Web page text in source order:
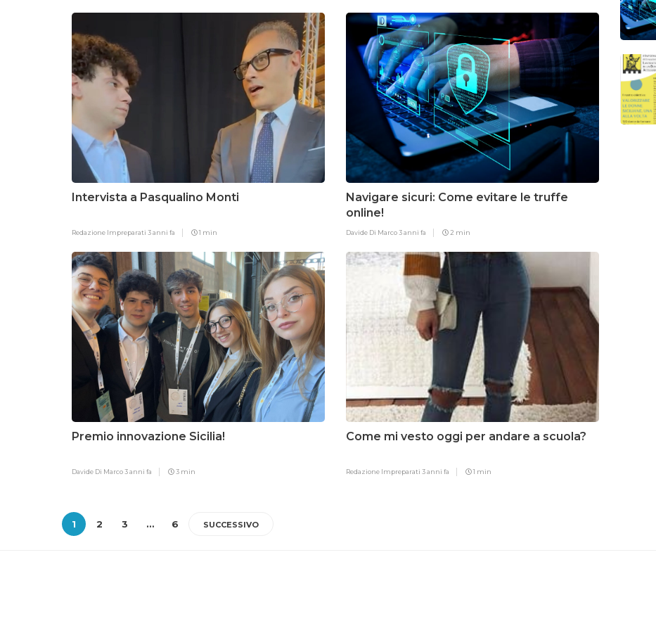
Intervista a Pasqualino Monti
Redazione Impreparati 3 anni fa 1 min
Navigare sicuri: Come evitare le truffe
online!
Davide Di Marco3 anni fa 2 min
Premio innovazione Sicilia!
Davide Di Marco3 anni fa 3 min
Come mi vesto oggi per andare a scuola?
Redazione Impreparati 3 anni fa 1 min
1 2 3 … 6 SUCCESSIVO